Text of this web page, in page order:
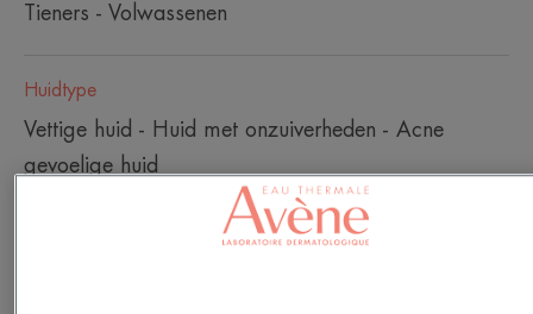
Tieners - Volwassenen
Huidtype
Vettige huid - Huid met onzuiverheden - Acne
gevoelige huid